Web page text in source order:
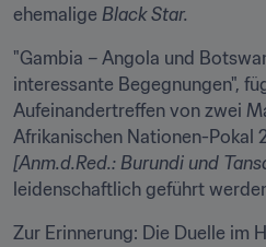
ehemalige Black Star.
"Gambia – Angola und
interessante Begegnungen",
Aufeinandertreffen von zwei
[Anm.d.Red.: Burundi und
leidenschaftlich geführt
Zur Erinnerung: Die Duelle im